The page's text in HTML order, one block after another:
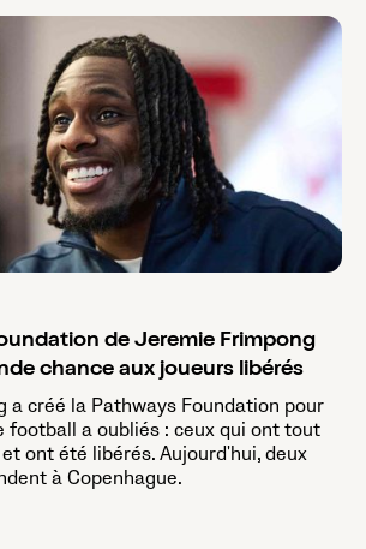
de Jeremie Frimpong
chance aux joueurs libérés
a créé la Pathways Foundation pour
football a oubliés : ceux qui ont tout
ont été libérés. Aujourd'hui, deux
à Copenhague.